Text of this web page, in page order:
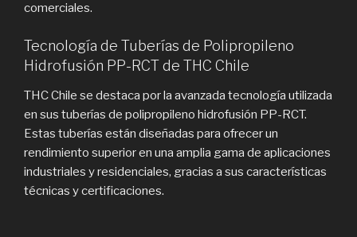
comerciales.
Tecnología de Tuberías de Polipropileno
Hidrofusión PP-RCT de THC Chile
THC Chile se destaca por la avanzada tecnología utilizada
en sus tuberías de polipropileno hidrofusión PP-RCT.
Estas tuberías están diseñadas para ofrecer un
rendimiento superior en una amplia gama de aplicaciones
industriales y residenciales, gracias a sus características
técnicas y certificaciones.